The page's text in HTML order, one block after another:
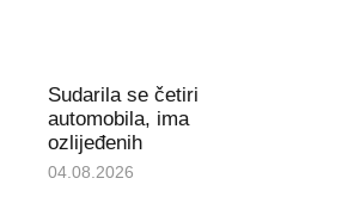
Sudarila se četiri
automobila, ima
ozlijeđenih
04.08.2026